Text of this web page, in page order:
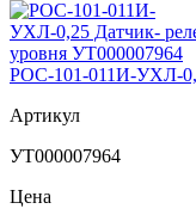
РОС-101-011И-УХЛ-
Артикул
УТ000007964
Цена